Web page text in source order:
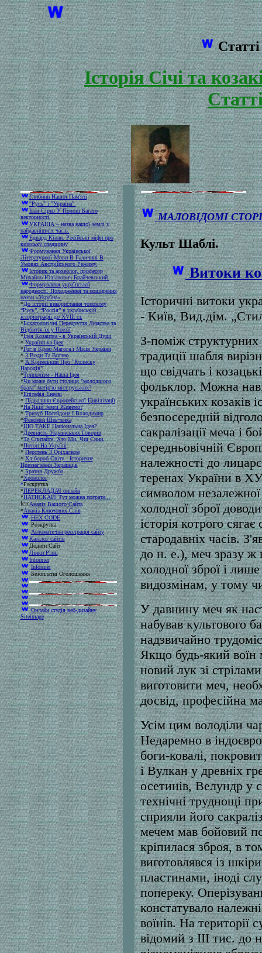
Статті
Історія Січі та
Глибини Нашої Пам'яті
"Русь" і "Україна".
Іван Сірко У Полоні Багато
векторності.
УКРАЇНА – назва нашої землі з
найдавнішніх часів.
Едвард Кінан. Російські міфи про
київську спадщину
Формування Української
Літературної Мови В Галичині В
Умовах Австрійського Режиму.
Історик та археолог, професор
Михайло Юліанович Брайчевський.
Формування української
народності. Походження та поширення
назви «Україна».
*До історії використання топоніму
“Русь”, “Россія” в українській
історіографії до XVIII ст.
*Есхатологічні Передчуття Людства та
Відбиття їх у Поезії
*Ідея Козацтва - в Українській Душі
*Українська Ідея
*Гог в Краю Магога і Місія України
*З Води Та Вогню
*А.Кримський Про "Колиску
Народів"
*Триполізм - Наша Ідея
*Чи може бути столиця "молодшого
брата" матір'ю міст руських?
*Епітафія Енеєві
*Підвалини Європейської Цивілізації
*На Якій Землі Живемо?
*Тризуб Посейдона І Володимир
*Феномен Шевченка
*ЩО ТАКЕ Національна Ідея?
*Древність Українських Говорів
*Та Спитайте: Хто Ми, Чиї Сини.
*Потоп На Україні
*Перстень З Оріхалком
*Хлібороб Світу - Історичне
Призначення Українців
*Братня Дружба
*Хронолог
*Раскрутка
*ПЕРЕКЛАДАЧ онлайн
*НАТИСКАЙ! Тут можна пограти...
Аналіз Вашого Сайта
*Аналіз Ключових Слів
HEX CODE
Розкрутка
Автоматична реєстрація сайту
Каталог сайтів
Додати Сайт
Лінки Різні
Informer
Informer
Безоплатні Оголошення
Онлайн студія веб-дизайну
Siteimage
МАЛОВІДОМІ
Культ Шаблі.
Витоки
Історичні витоки
- Київ, Вид.дім.
З-поміж структурних
традиції шабля
що свідчать і
фольклор. Можна
українських козаків
безпосередній
сакралізації меча і
середньовічній
належності до
теренах України в
символом
холодної зброї
історія котрого
стародавніх часів.
до н. е.), меч зразу ж
холодної зброї і
видозмінам, у тому
У давнину меч як
набував культового
надзвичайно
Якщо будь-який воїн
новий лук зі
виготовити меч,
досвід, професійна
Усім цим володіли
Недаремно в
боги-ковалі,
і Вулкан у древніх
осетинів, Велундр у
технічні труднощі
сприяли його
мечем мав бойовий
кріпилася зброя, в
виготовлявся із
пластинами, іноді
попереку.
констатувало
воїнів. На території
відомий з III тис. до